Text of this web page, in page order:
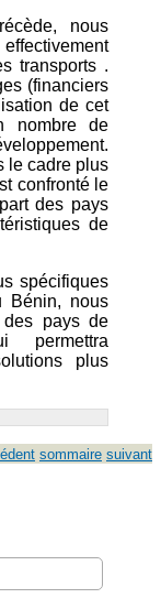
nous
transports .
(financiers
de cet
nombre de
le cadre plus
confronté le
des pays
de
spécifiques
Bénin, nous
des pays de
permettra
plus
sommaire suivant